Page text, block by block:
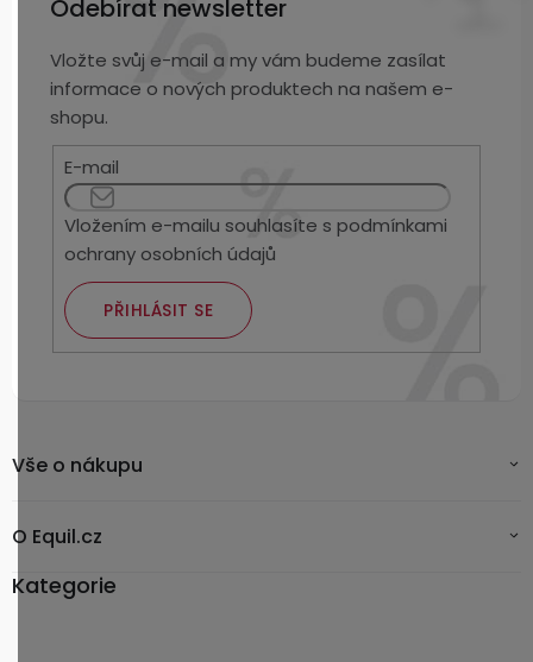
Odebírat newsletter
Vložte svůj e-mail a my vám budeme zasílat
informace o nových produktech na našem e-
shopu.
E-mail
Vložením e-mailu souhlasíte spodmínkami
ochrany osobních údajů
PŘIHLÁSIT SE
Vše o nákupu
O Equil.cz
Kategorie